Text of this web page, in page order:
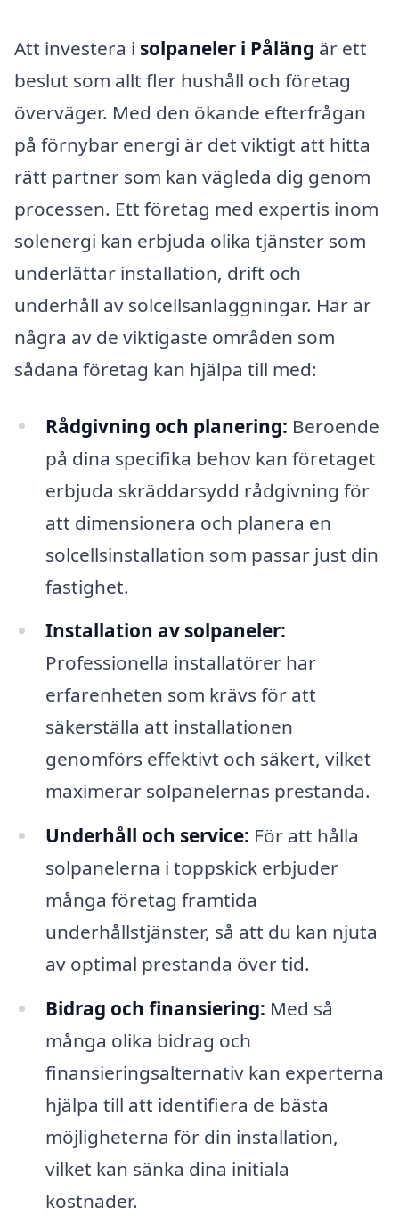
Att investera i solpaneler i Påläng är ett
beslut som allt fler hushåll och företag
överväger. Med den ökande efterfrågan
på förnybar energi är det viktigt att hitta
rätt partner som kan vägleda dig genom
processen. Ett företag med expertis inom
solenergi kan erbjuda olika tjänster som
underlättar installation, drift och
underhåll av solcellsanläggningar. Här är
några av de viktigaste områden som
sådana företag kan hjälpa till med:
Rådgivning och planering: Beroende
på dina specifika behov kan företaget
erbjuda skräddarsydd rådgivning för
att dimensionera och planera en
solcellsinstallation som passar just din
fastighet.
Installation av solpaneler:
Professionella installatörer har
erfarenheten som krävs för att
säkerställa att installationen
genomförs effektivt och säkert, vilket
maximerar solpanelernas prestanda.
Underhåll och service: För att hålla
solpanelerna i toppskick erbjuder
många företag framtida
underhållstjänster, så att du kan njuta
av optimal prestanda över tid.
Bidrag och finansiering: Med så
många olika bidrag och
finansieringsalternativ kan experterna
hjälpa till att identifiera de bästa
möjligheterna för din installation,
vilket kan sänka dina initiala
kostnader.